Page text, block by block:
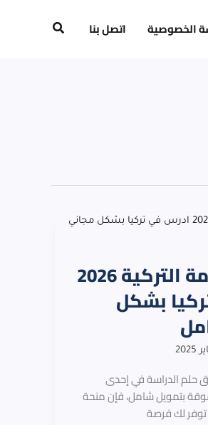
الخصوصية اتصل بنا البحث
منحة الحكومة التركية 2026
بشكل
حلم الدراسة في إحدى
بتمويل شامل، فإن منحة